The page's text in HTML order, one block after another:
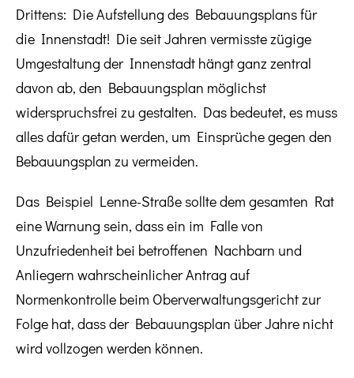
Drittens: Die Aufstellung des Bebauungsplans für
die Innenstadt! Die seit Jahren vermisste zügige
Umgestaltung der Innenstadt hängt ganz zentral
davon ab, den Bebauungsplan möglichst
widerspruchsfrei zu gestalten. Das bedeutet, es muss
alles dafür getan werden, um Einsprüche gegen den
Bebauungsplan zu vermeiden.
Das Beispiel Lenne-Straße sollte dem gesamten Rat
eine Warnung sein, dass ein im Falle von
Unzufriedenheit bei betroffenen Nachbarn und
Anliegern wahrscheinlicher Antrag auf
Normenkontrolle beim Oberverwaltungsgericht zur
Folge hat, dass der Bebauungsplan über Jahre nicht
wird vollzogen werden können.